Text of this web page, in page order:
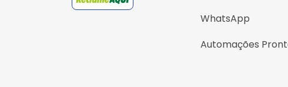
WhatsApp
Automações